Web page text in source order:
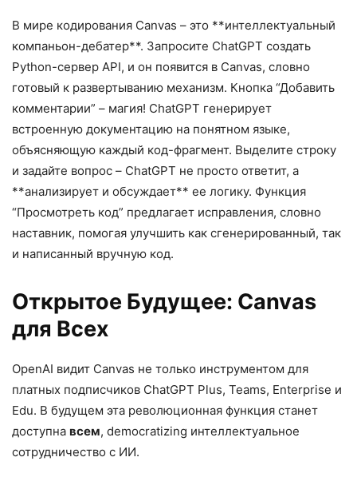
В мире кодирования Canvas – это **интеллектуальный
компаньон-дебатер**. Запросите ChatGPT создать
Python-сервер API, и он появится в Canvas, словно
готовый к развертыванию механизм. Кнопка “Добавить
комментарии” – магия! ChatGPT генерирует
встроенную документацию на понятном языке,
объясняющую каждый код-фрагмент. Выделите строку
и задайте вопрос – ChatGPT не просто ответит, а
**анализирует и обсуждает** ее логику. Функция
“Просмотреть код” предлагает исправления, словно
наставник, помогая улучшить как сгенерированный, так
и написанный вручную код.
Открытое Будущее: Canvas
для Всех
OpenAI видит Canvas не только инструментом для
платных подписчиков ChatGPT Plus, Teams, Enterprise и
Edu. В будущем эта революционная функция станет
доступна всем, democratizing интеллектуальное
сотрудничество с ИИ.